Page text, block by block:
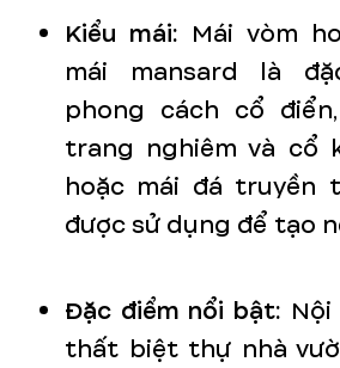
Kiểu mái: Mái vòm
mái mansard là
phong cách cổ
trang nghiêm và cổ
hoặc mái đá truyền
được sử dụng để tạo
Đặc điểm nổi bật:
thất biệt thự nhà